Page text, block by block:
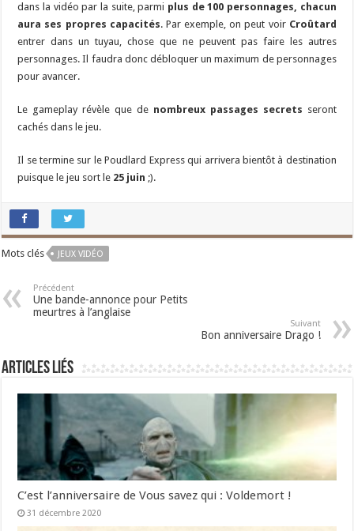
dans la vidéo par la suite, parmi plus de 100 personnages, chacun
aura ses propres capacités. Par exemple, on peut voir Croûtard
entrer dans un tuyau, chose que ne peuvent pas faire les autres
personnages. Il faudra donc débloquer un maximum de personnages
pour avancer.
Le gameplay révèle que de nombreux passages secrets seront
cachés dans le jeu.
Il se termine sur le Poudlard Express qui arrivera bientôt à destination
puisque le jeu sort le 25 juin ;).
Mots clés JEUX VIDÉO
Précédent
Une bande-annonce pour Petits
meurtres à l’anglaise
Suivant
Bon anniversaire Drago !
Articles liés
C’est l’anniversaire de Vous savez qui : Voldemort !
31 décembre 2020